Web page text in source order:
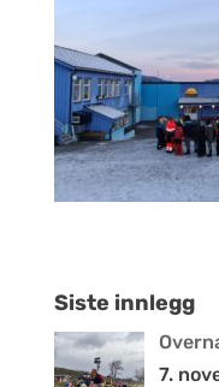
Siste innlegg
7.